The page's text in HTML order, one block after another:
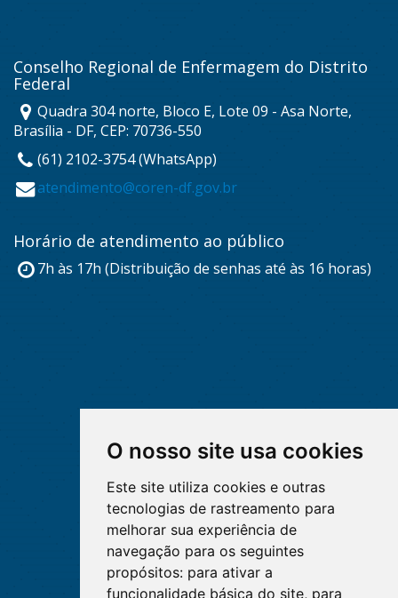
O nosso site usa cookies
Este site utiliza cookies e outras
tecnologias de rastreamento para
melhorar sua experiência de
navegação para os seguintes
propósitos: para ativar a
funcionalidade básica do site, para
Conselho Regional de Enfermagem do Distrito
Federal
Quadra 304 norte, Bloco E, Lote 09 - Asa Norte,
Brasília - DF, CEP: 70736-550
(61) 2102-3754 (WhatsApp)
atendimento@coren-df.gov.br
Horário de atendimento ao público
7h às 17h (Distribuição de senhas até às 16 horas)